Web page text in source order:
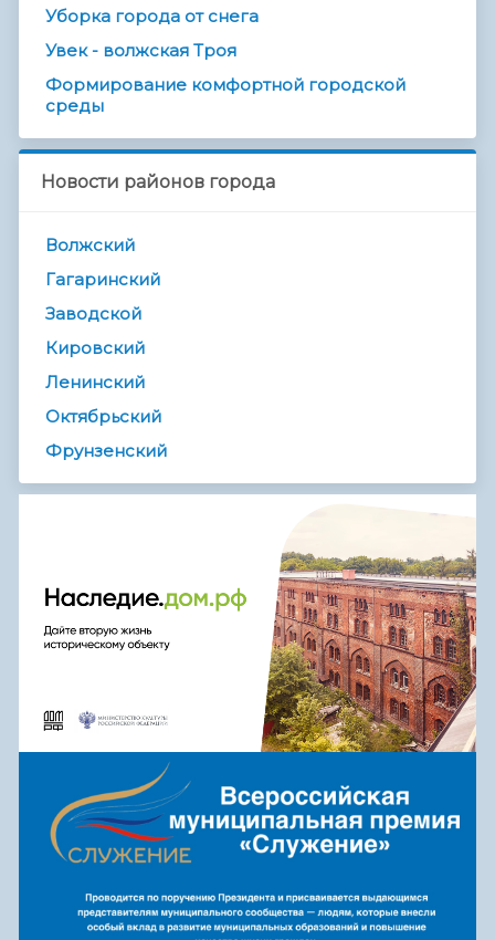
Уборка города от снега
Увек - волжская Троя
Формирование комфортной городской
среды
Новости районов города
Волжский
Гагаринский
Заводской
Кировский
Ленинский
Октябрьский
Фрунзенский